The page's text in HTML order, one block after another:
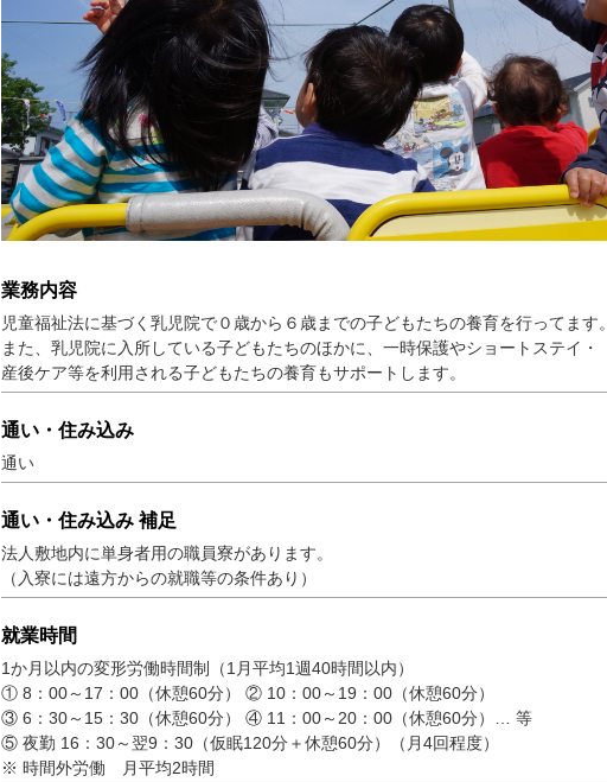
業務内容
児童福祉法に基づく乳児院で０歳から６歳までの子どもたちの養育を行ってます。
また、乳児院に入所している子どもたちのほかに、一時保護やショートステイ・
産後ケア等を利用される子どもたちの養育もサポートします。
通い・住み込み
通い
通い・住み込み 補足
法人敷地内に単身者用の職員寮があります。
（入寮には遠方からの就職等の条件あり）
就業時間
1か月以内の変形労働時間制（1月平均1週40時間以内）
① 8：00～17：00（休憩60分） ② 10：00～19：00（休憩60分）
③ 6：30～15：30（休憩60分） ④ 11：00～20：00（休憩60分）… 等
⑤ 夜勤 16：30～翌9：30（仮眠120分＋休憩60分）（月4回程度）
※ 時間外労働 月平均2時間